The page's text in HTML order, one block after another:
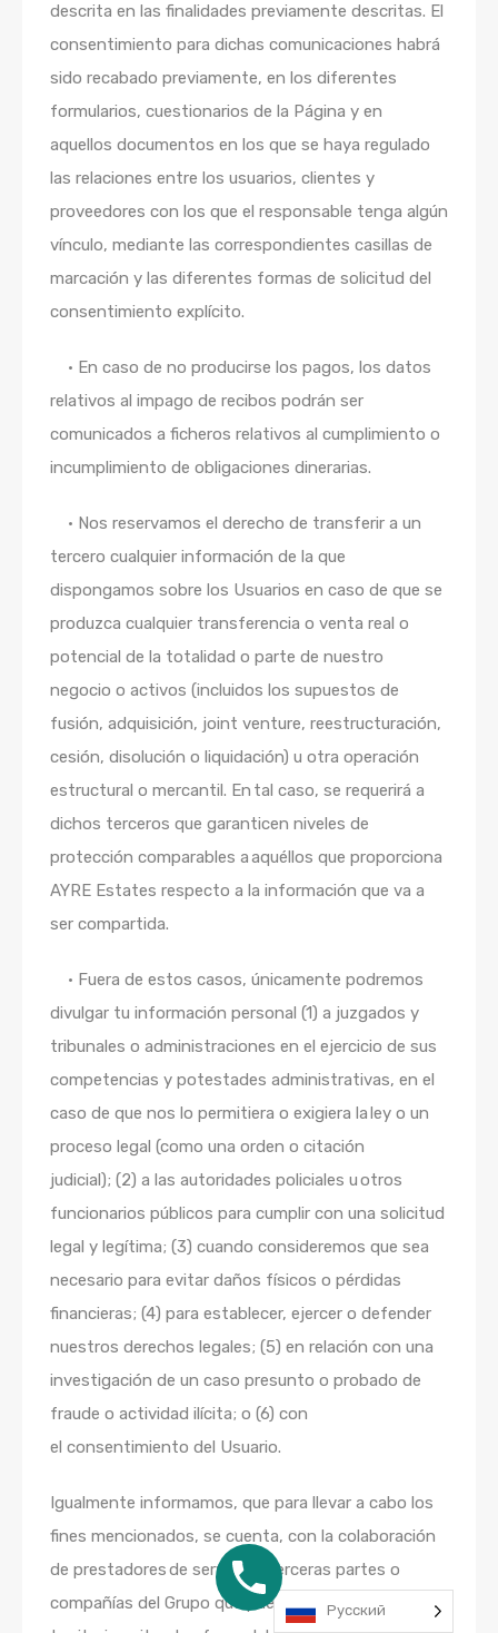
descrita en las finalidades previamente descritas. El
consentimiento para dichas comunicaciones habrá
sido recabado previamente, en los diferentes
formularios, cuestionarios de la Página y en
aquellos documentos en los que se haya regulado
las relaciones entre los usuarios, clientes y
proveedores con los que el responsable tenga algún
vínculo, mediante las correspondientes casillas de
marcación y las diferentes formas de solicitud del
consentimiento explícito.
• En caso de no producirse los pagos, los datos
relativos al impago de recibos podrán ser
comunicados a ficheros relativos al cumplimiento o
incumplimiento de obligaciones dinerarias.
• Nos reservamos el derecho de transferir a un
tercero cualquier información de la que
dispongamos sobre los Usuarios en caso de que se
produzca cualquier transferencia o venta real o
potencial de la totalidad o parte de nuestro
negocio o activos (incluidos los supuestos de
fusión, adquisición, joint venture, reestructuración,
cesión, disolución o liquidación) u otra operación
estructural o mercantil. En tal caso, se requerirá a
dichos terceros que garanticen niveles de
protección comparables a aquéllos que proporciona
AYRE Estates respecto a la información que va a
ser compartida.
• Fuera de estos casos, únicamente podremos
divulgar tu información personal (1) a juzgados y
tribunales o administraciones en el ejercicio de sus
competencias y potestades administrativas, en el
caso de que nos lo permitiera o exigiera la ley o un
proceso legal (como una orden o citación
judicial); (2) a las autoridades policiales u otros
funcionarios públicos para cumplir con una solicitud
legal y legítima; (3) cuando consideremos que sea
necesario para evitar daños físicos o pérdidas
financieras; (4) para establecer, ejercer o defender
nuestros derechos legales; (5) en relación con una
investigación de un caso presunto o probado de
fraude o actividad ilícita; o (6) con
el consentimiento del Usuario.
Igualmente informamos, que para llevar a cabo los
fines mencionados, se cuenta, con la colaboración
de prestadores de servicios, terceras partes o
compañías del Grupo que pueden estar ubicados en
Русский